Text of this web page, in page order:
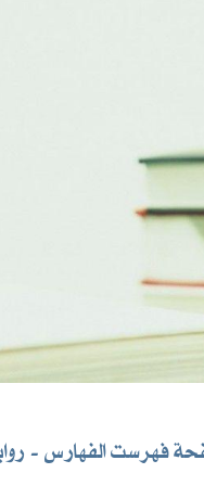
فهرست الفهارس